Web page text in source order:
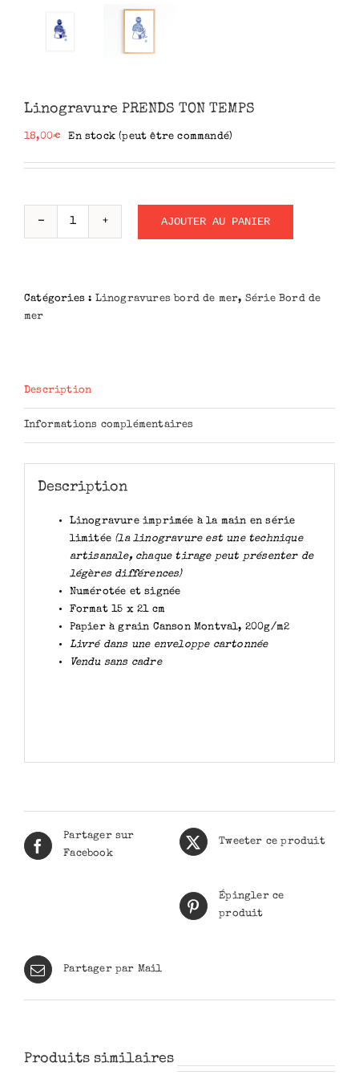
Linogravure PRENDS TON TEMPS
18,00€ En stock (peut être commandé)
TON
AJOUTER AU PANIER
Catégories : Linogravures bord de mer, Série Bord de
mer
Description
Informations complémentaires
Description
Linogravure imprimée à la main en série
limitée (la linogravure est une technique
artisanale, chaque tirage peut présenter de
légères différences)
Numérotée et signée
Format 15 x 21 cm
Papier à grain Canson Montval, 200g/m2
Livré dans une enveloppe cartonnée
Vendu sans cadre
Partager sur
Facebook
Tweeter ce produit
Épingler ce
produit
Partager par Mail
Produits similaires